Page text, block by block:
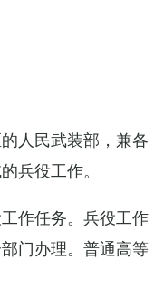
人民武装部，兼各
兵役工作。
作任务。兵役工作
门办理。普通高等